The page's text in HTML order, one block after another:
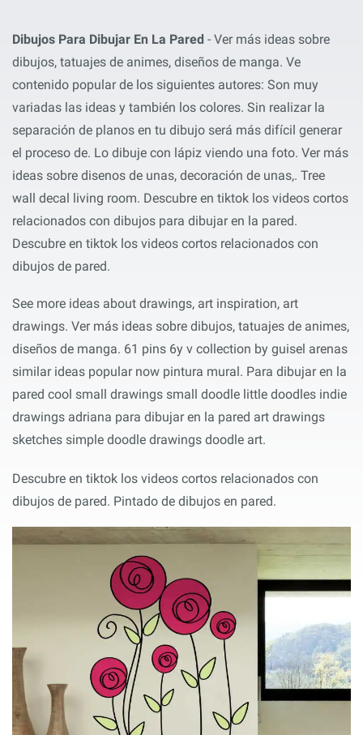
Dibujos Para Dibujar En La Pared - Ver más ideas sobre
dibujos, tatuajes de animes, diseños de manga. Ve
contenido popular de los siguientes autores: Son muy
variadas las ideas y también los colores. Sin realizar la
separación de planos en tu dibujo será más difícil generar
el proceso de. Lo dibuje con lápiz viendo una foto. Ver más
ideas sobre disenos de unas, decoración de unas,. Tree
wall decal living room. Descubre en tiktok los videos cortos
relacionados con dibujos para dibujar en la pared.
Descubre en tiktok los videos cortos relacionados con
dibujos de pared.
See more ideas about drawings, art inspiration, art
drawings. Ver más ideas sobre dibujos, tatuajes de animes,
diseños de manga. 61 pins 6y v collection by guisel arenas
similar ideas popular now pintura mural. Para dibujar en la
pared cool small drawings small doodle little doodles indie
drawings adriana para dibujar en la pared art drawings
sketches simple doodle drawings doodle art.
Descubre en tiktok los videos cortos relacionados con
dibujos de pared. Pintado de dibujos en pared.